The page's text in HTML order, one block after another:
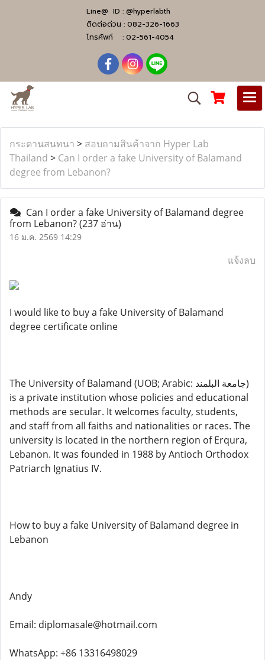
Line@ ID : @hyperlabth
ติดต่อด่วน : 082-326-1663
โทรศัพท์ : 02-561-4054
กระดานสนทนา > สอบถามสินค้าจาก Hyper Lab
Thailand > Can I order a fake University of Balamand
degree from Lebanon?
Can I order a fake University of Balamand degree
from Lebanon?(237 อ่าน)
16 ม.ค. 2569 14:29
แจ้งลบ
I would like to buy a fake University of Balamand
degree certificate online
The University of Balamand (UOB; Arabic: جامعة البلمند)
is a private institution whose policies and educational
methods are secular. It welcomes faculty, students,
and staff from all faiths and nationalities or races. The
university is located in the northern region of Erqura,
Lebanon. It was founded in 1988 by Antioch Orthodox
Patriarch Ignatius IV.
How to buy a fake University of Balamand degree in
Lebanon
Andy
Email: diplomasale@hotmail.com
WhatsApp: +86 13316498029